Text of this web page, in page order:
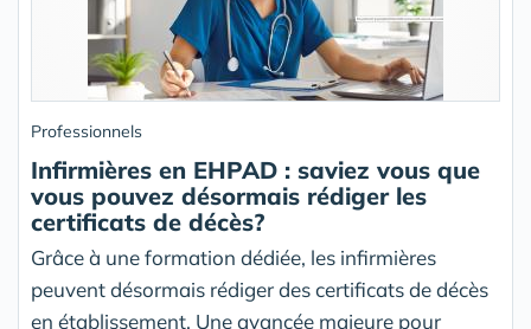
Professionnels
Infirmières en EHPAD : saviez vous que
vous pouvez désormais rédiger les
certificats de décès?
Grâce à une formation dédiée, les infirmières
peuvent désormais rédiger des certificats de décès
en établissement. Une avancée majeure pour